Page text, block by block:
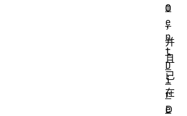
0
，
并
且
已
在
D
m
e
n
t
D
i
r
e